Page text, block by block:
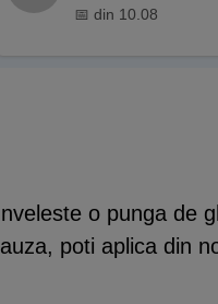
📅 din 10.08
o punga de
poti aplica din